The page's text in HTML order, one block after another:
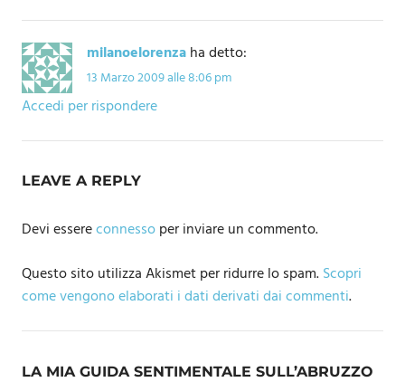
milanoelorenzaha detto:
13 Marzo 2009 alle 8:06 pm
Accedi per rispondere
LEAVE A REPLY
Devi essereconnessoper inviare un commento.
Questo sito utilizza Akismet per ridurre lo spam.Scopri
come vengono elaborati i dati derivati dai commenti.
LA MIA GUIDA SENTIMENTALE SULL’ABRUZZO